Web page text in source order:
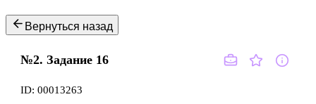
Вернуться назад
№2. Задание 16
ID: 00013263